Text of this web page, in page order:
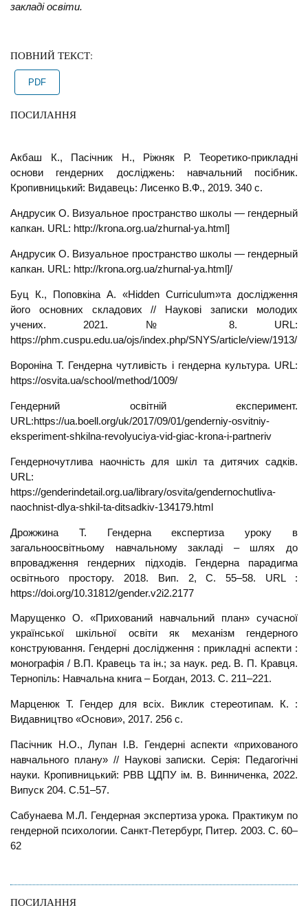
закладі освіти.
ПОВНИЙ ТЕКСТ:
PDF
ПОСИЛАННЯ
Акбаш К., Пасічник Н., Ріжняк Р. Теоретико-прикладні
основи гендерних досліджень: навчальний посібник.
Кропивницький: Видавець: Лисенко В.Ф., 2019. 340 с.
Андрусик О. Визуальное пространство школы — гендерный
капкан. URL: http://krona.org.ua/zhurnal-ya.html]
Андрусик О. Визуальное пространство школы — гендерный
капкан. URL: http://krona.org.ua/zhurnal-ya.html]/
Буц К., Поповкіна А. «Hidden Curriculum»та дослідження
його основних складових // Наукові записки молодих
учених. 2021. № 8. URL:
https://phm.cuspu.edu.ua/ojs/index.php/SNYS/article/view/1913/
Вороніна Т. Гендерна чутливість і гендерна культура. URL:
https://osvita.ua/school/method/1009/
Гендерний освітній експеримент.
URL:https://ua.boell.org/uk/2017/09/01/genderniy-osvitniy-
eksperiment-shkilna-revolyuciya-vid-giac-krona-i-partneriv
Гендерночутлива наочність для шкіл та дитячих садків.
URL:
https://genderindetail.org.ua/library/osvita/gendernochutliva-
naochnist-dlya-shkil-ta-ditsadkiv-134179.html
Дрожжина Т. Гендерна експертиза уроку в
загальноосвітньому навчальному закладі – шлях до
впровадження гендерних підходів. Гендерна парадигма
освітнього простору. 2018. Вип. 2, С. 55–58. URL :
https://doi.org/10.31812/gender.v2i2.2177
Марущенко О. «Прихований навчальний план» сучасної
української шкільної освіти як механізм гендерного
конструювання. Гендерні дослідження : прикладні аспекти :
монографія / В.П. Кравець та ін.; за наук. ред. В. П. Кравця.
Тернопіль: Навчальна книга – Богдан, 2013. С. 211–221.
Марценюк Т. Гендер для всіх. Виклик стереотипам. К. :
Видавництво «Основи», 2017. 256 с.
Пасічник Н.О., Лупан І.В. Гендерні аспекти «прихованого
навчального плану» // Наукові записки. Серія: Педагогічні
науки. Кропивницький: РВВ ЦДПУ ім. В. Винниченка, 2022.
Випуск 204. С.51–57.
Сабунаева М.Л. Гендерная экспертиза урока. Практикум по
гендерной психологии. Санкт-Петербург, Питер. 2003. С. 60–
62
ПОСИЛАННЯ